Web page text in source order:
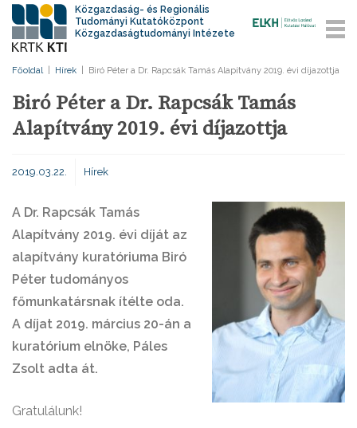
Közgazdaság- és Regionális
Tudományi Kutatóközpont
Közgazdaságtudományi Intézete
Főoldal Hírek Biró Péter a Dr. Rapcsák Tamás Alapítvány 2019. évi díjazottja
Biró Péter a Dr. Rapcsák Tamás
Alapítvány 2019. évi díjazottja
2019.03.22. Hírek
A Dr. Rapcsák Tamás
Alapítvány 2019. évi díját az
alapítvány kuratóriuma Biró
Péter tudományos
főmunkatársnak ítélte oda.
A díjat 2019. március 20-án a
kuratórium elnöke, Páles
Zsolt adta át.
Gratulálunk!